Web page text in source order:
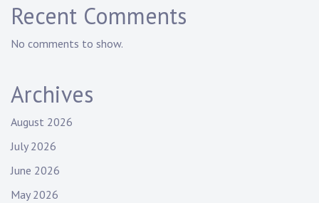
Recent Comments
No comments to show.
Archives
August 2026
July 2026
June 2026
May 2026